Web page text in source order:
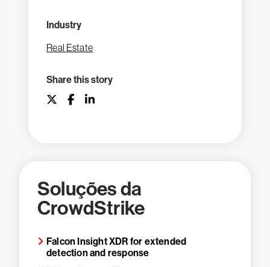
Industry
Real Estate
Share this story
Soluções da
CrowdStrike
Falcon Insight XDR for extended
detection and response